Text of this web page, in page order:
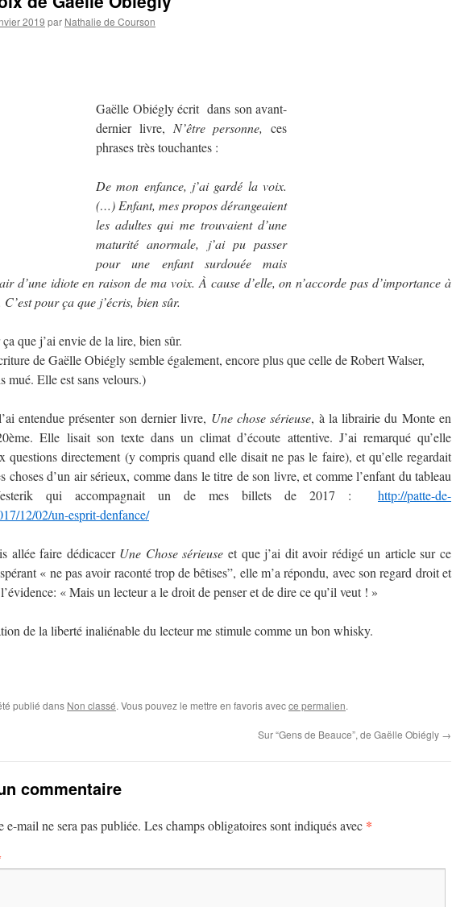
2019 par Nathalie de Courson
Gaëlle Obiégly écrit dans son avant-
dernier livre, N’être personne, ces
phrases très touchantes :
De mon enfance, j’ai gardé la voix.
(…) Enfant, mes propos dérangeaient
les adultes qui me trouvaient d’une
maturité anormale, j’ai pu passer
pour une enfant surdouée mais
d’une idiote en raison de ma voix. À cause d’elle, on n’accorde pas d’importance à
pour ça que j’écris, bien sûr.
que j’ai envie de la lire, bien sûr.
de Gaëlle Obiégly semble également, encore plus que celle de Robert Walser,
mué. Elle est sans velours.)
entendue présenter son dernier livre, Une chose sérieuse, à la librairie du Monte en
Elle lisait son texte dans un climat d’écoute attentive. J’ai remarqué qu’elle
questions directement (y compris quand elle disait ne pas le faire), et qu’elle regardait
choses d’un air sérieux, comme dans le titre de son livre, et comme l’enfant du tableau
qui accompagnait un de mes billets de 2017 : http://patte-de-
12/02/un-esprit-denfance/
allée faire dédicacer Une Chose sérieuse et que j’ai dit avoir rédigé un article sur ce
« ne pas avoir raconté trop de bêtises”, elle m’a répondu, avec son regard droit et
« Mais un lecteur a le droit de penser et de dire ce qu’il veut ! »
de la liberté inaliénable du lecteur me stimule comme un bon whisky.
publié dans Non classé. Vous pouvez le mettre en favoris avecce permalien.
Sur “Gens de Beauce”, de Gaëlle Obiégly →
commentaire
e-mail ne sera pas publiée. Les champs obligatoires sont indiqués avec *